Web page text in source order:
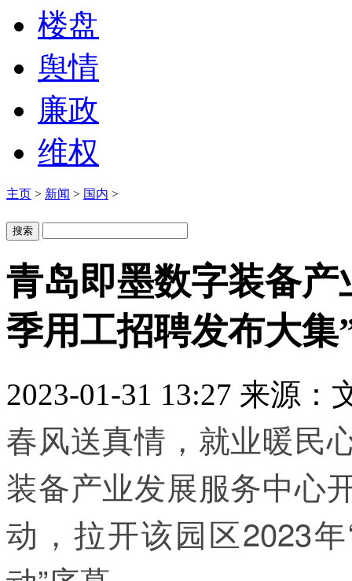
楼盘
舆情
廉政
维权
主页 > 新闻 > 国内 >
青岛即墨数字装备
季用工招聘发布大集
2023-01-31 13:27 来源：
春风送真情，就业暖民
装备产业发展服务中心
动，拉开该园区2023